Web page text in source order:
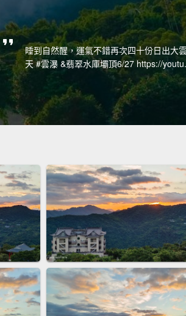
睡到自然醒，運氣不錯再次四十份日出大
天 #雲瀑 &翡翠水庫壩頂6/27 https://